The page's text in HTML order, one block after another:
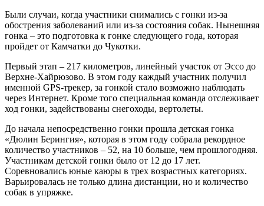
Были случаи, когда участники снимались с гонки из-за
обострения заболеваний или из-за состояния собак. Нынешняя
гонка – это подготовка к гонке следующего года, которая
пройдет от Камчатки до Чукотки.
Первый этап – 217 километров, линейный участок от Эссо до
Верхне-Хайрюзово. В этом году каждый участник получил
именной GPS-трекер, за гонкой стало возможно наблюдать
через Интернет. Кроме того специальная команда отслеживает
ход гонки, задействованы снегоходы, вертолеты.
До начала непосредственно гонки прошла детская гонка
«Дюлин Берингия», которая в этом году собрала рекордное
количество участников – 52, на 10 больше, чем прошлогодняя.
Участникам детской гонки было от 12 до 17 лет.
Соревновались юные каюры в трех возрастных категориях.
Варьировалась не только длина дистанции, но и количество
собак в упряжке.